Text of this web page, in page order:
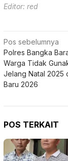
Editor: red
Navigasi
pos
Pos sebelumnya
Polres Bangka
Warga Tidak
Jelang Natal 2025
Baru 2026
POS TERKAIT